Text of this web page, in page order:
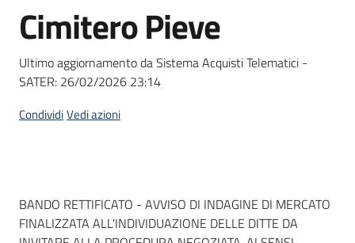
Bandi
strumenti
di
acquisto
Piattaforme
Salta al contenuto
Cimitero Pieve
Ultimo aggiornamento da Sistema Acquisti Telematici -
SATER: 26/02/2026 23:14
CondividiVedi azioni
Dati del bando
BANDO RETTIFICATO - AVVISO DI INDAGINE DI MERCATO
FINALIZZATA ALL'INDIVIDUAZIONE DELLE DITTE DA